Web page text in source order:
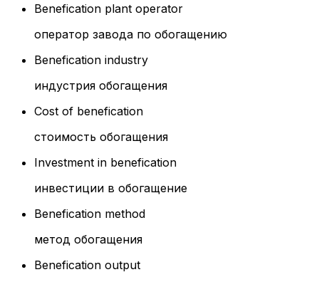
Benefication plant operator
оператор завода по обогащению
Benefication industry
индустрия обогащения
Cost of benefication
стоимость обогащения
Investment in benefication
инвестиции в обогащение
Benefication method
метод обогащения
Benefication output